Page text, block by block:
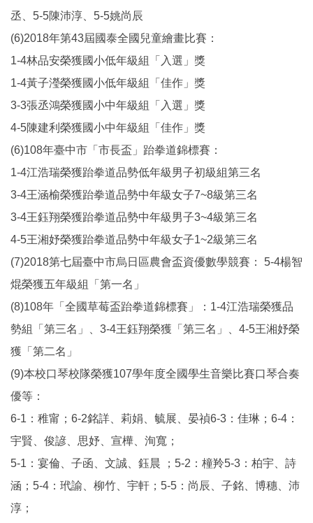
丞、5-5陳沛淳、5-5姚尚辰
(6)2018年第43屆國泰全國兒童繪畫比賽：
1-4林品安榮獲國小低年級組「入選」獎
1-4黃子瀅榮獲國小低年級組「佳作」獎
3-3張丞鴻榮獲國小中年級組「入選」獎
4-5陳建利榮獲國小中年級組「佳作」獎
(6)108年臺中市「市長盃」跆拳道錦標賽：
1-4江浩瑞榮獲跆拳道品勢低年級男子初級組第三名
3-4王涵榆榮獲跆拳道品勢中年級女子7~8級第三名
3-4王鈺翔榮獲跆拳道品勢中年級男子3~4級第三名
4-5王湘妤榮獲跆拳道品勢中年級女子1~2級第三名
(7)2018第七屆臺中市烏日區農會盃資優數學競賽： 5-4楊智
焜榮獲五年級組「第一名」
(8)108年「全國草莓盃跆拳道錦標賽」：1-4江浩瑞榮獲品
勢組「第三名」、3-4王鈺翔榮獲「第三名」、4-5王湘妤榮
獲「第二名」
(9)本校口琴校隊榮獲107學年度全國學生音樂比賽口琴合奏
優等：
6-1：稚甯；6-2銘詳、莉娟、毓展、晏禎6-3：佳琳；6-4：
宇賢、俊諺、思妤、宣樺、洵寬；
5-1：宴倫、子函、文誠、鈺晨 ；5-2：橦羚5-3：柏宇、詩
涵；5-4：玳諭、柳竹、宇軒；5-5：尚辰、子銘、博穗、沛
淳；